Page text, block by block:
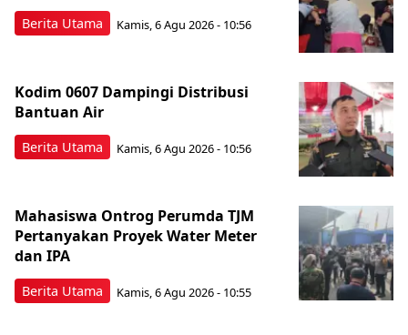
Berita Utama Kamis, 6 Agu 2026 - 10:56
Berita Utama
Kodim 0607 Dampingi Distribusi
Bantuan Air
Kamis, 6 Agu 2026 - 10:56
Berita Utama
Mahasiswa Ontrog Perumda TJM
Pertanyakan Proyek Water Meter
dan IPA
Kamis, 6 Agu 2026 - 10:55